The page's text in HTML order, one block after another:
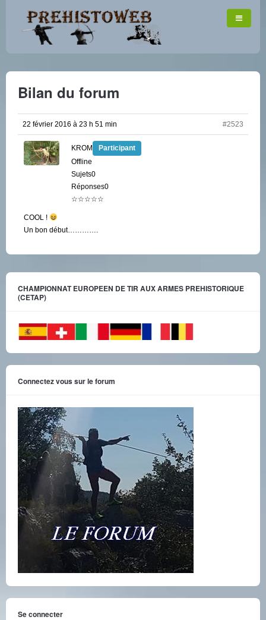
Bilan du forum
22 février 2016 à 23 h 51 min #2523
KROM
Participant
Offline
Sujets0
Réponses0
☆☆☆☆☆
COOL !
Un bon début………….
CHAMPIONNAT EUROPEEN DE TIR AUX ARMES PREHISTORIQUE
(CETAP)
Connectez vous sur le forum
Se connecter